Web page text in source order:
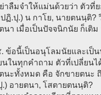
าลืมจำให้แม่นด้วยว่า ตัวที่
ปฏิ.ปุ.) น กาโย, นายตนนฺติ?
นา เมื่อเป็นปัจจนิกนัย ก็เติ
ข้อนี้เป็นอนุโลมนัยและเป็
นในทุกคำถาม ตัวที่เปลี่ยน
นะทั้งหมด คือ จักขายตนะ
.) อายตนา, โสตายตนนฺติ?